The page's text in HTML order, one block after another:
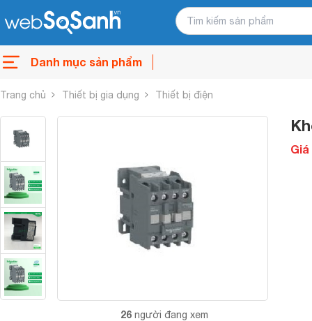
Danh mục sản phẩm
Trang chủ Thiết bị gia dụng Thiết bị điện
26 người đang xem